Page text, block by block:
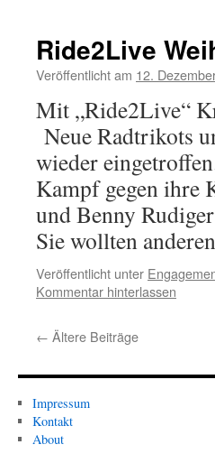
Ride2Live
Veröffentlicht am 12.
Mit „Ride2Live“
Neue Radtrikots
wieder
Kampf gegen ihre
und Benny
Sie wollten
Veröffentlicht unter
Kommentar hinterlassen
← Ältere Beiträge
Impressum
Kontakt
About